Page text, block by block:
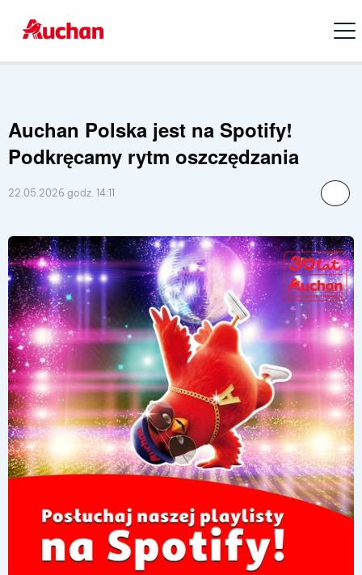
Auchan Polska jest na Spotify!
Podkręcamy rytm oszczędzania
22.05.2026 godz. 14:11